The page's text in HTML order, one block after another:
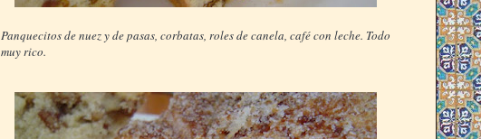
Panquecitos de nuez y de pasas, corbatas, roles de canela, café con leche. Todo
muy rico.